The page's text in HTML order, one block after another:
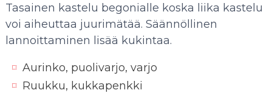
Tasainen kastelu begonialle koska liika kastelu
voi aiheuttaa juurimätää. Säännöllinen
lannoittaminen lisää kukintaa.
Aurinko, puolivarjo, varjo
Ruukku, kukkapenkki